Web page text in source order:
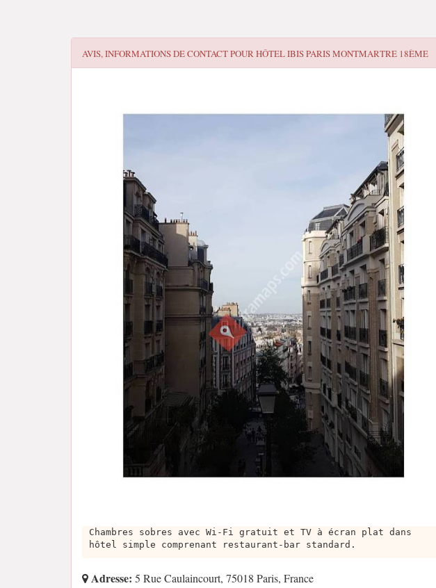
AVIS, INFORMATIONS DE CONTACT POURHÔTEL IBIS PARIS MONTMARTRE 18ÈME
Chambres sobres avec Wi-Fi gratuit et TV à écran plat dans
hôtel simple comprenant restaurant-bar standard.
Adresse: 5 Rue Caulaincourt, 75018 Paris, France